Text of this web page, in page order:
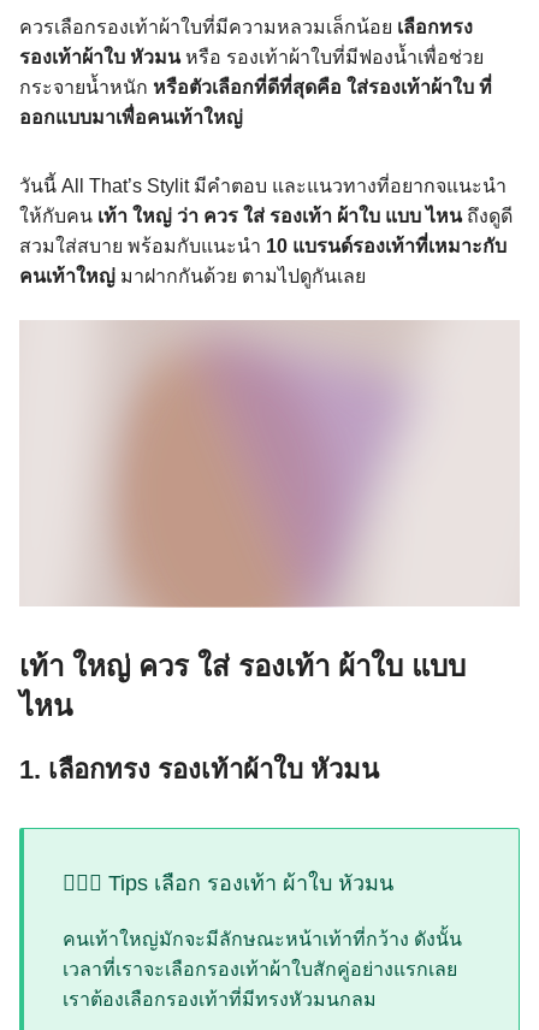
ควรเลือกรองเท้าผ้าใบที่มีความหลวมเล็กน้อย เลือกทรง
รองเท้าผ้าใบ หัวมนหรือ รองเท้าผ้าใบที่มีฟองน้ำเพื่อช่วย
กระจายน้ำหนัก หรือตัวเลือกที่ดีที่สุดคือ ใส่รองเท้าผ้าใบ ที่
ออกแบบมาเพื่อคนเท้าใหญ่
วันนี้ All That’s Stylit มีคำตอบ และแนวทางที่อยากจแนะนำ
ให้กับคน เท้า ใหญ่ ว่า ควร ใส่ รองเท้า ผ้าใบ แบบ ไหน ถึงดูดี
สวมใส่สบาย พร้อมกับแนะนำ 10 แบรนด์รองเท้าที่เหมาะกับ
คนเท้าใหญ่ มาฝากกันด้วย ตามไปดูกันเลย
เท้า ใหญ่ ควร ใส่ รองเท้า ผ้าใบ แบบ
ไหน
1. เลือกทรง รองเท้าผ้าใบ หัวมน
💁🏻‍♀️ Tips เลือก รองเท้า ผ้าใบ หัวมน
คนเท้าใหญ่มักจะมีลักษณะหน้าเท้าที่กว้าง ดังนั้น
เวลาที่เราจะเลือกรองเท้าผ้าใบสักคู่อย่างแรกเลย
เราต้องเลือกรองเท้าที่มีทรงหัวมนกลม